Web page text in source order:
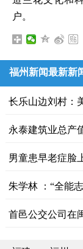
户。
福州新闻最新新
长乐山边刘村：
永泰建筑业总产
男童患早老症脸
朱学林 ：“全能
首邑公交公司在